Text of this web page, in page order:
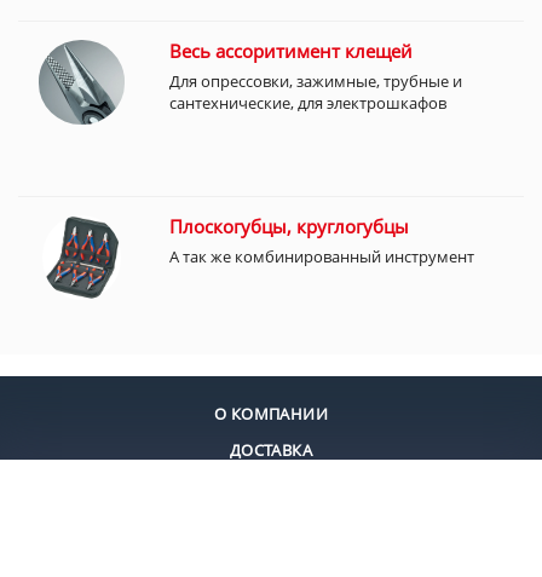
Весь ассоритимент клещей
Для опрессовки, зажимные, трубные и
сантехнические, для электрошкафов
Плоскогубцы, круглогубцы
А так же комбинированный инструмент
О КОМПАНИИ
ДОСТАВКА